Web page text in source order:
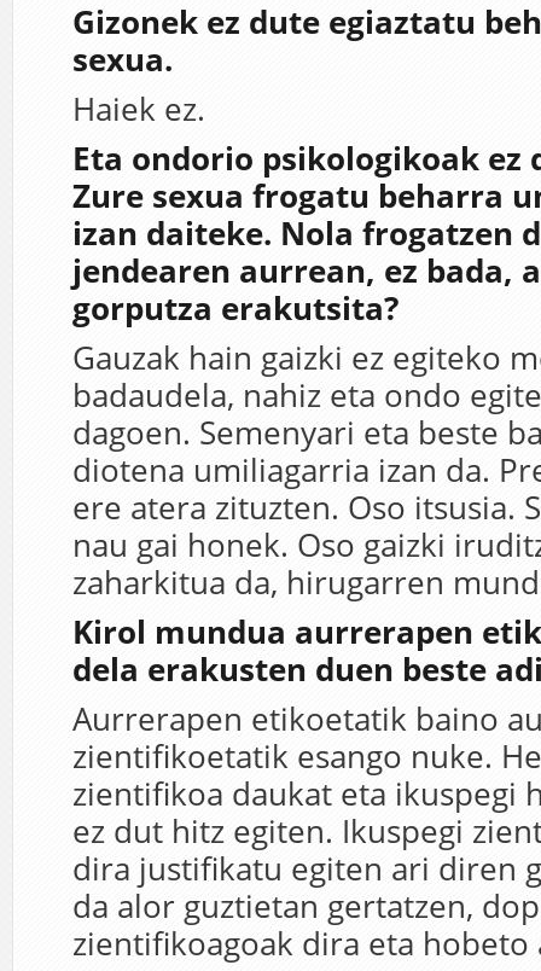
Gizonek ez dute egiaztatu
sexua.
Haiek ez.
Eta ondorio psikologikoak ez
Zure sexua frogatu beharra
izan daiteke. Nola frogatzen
jendearen aurrean, ez bada,
gorputza erakutsita?
Gauzak hain gaizki ez egiteko
badaudela, nahiz eta ondo
dagoen. Semenyari eta beste
diotena umiliagarria izan da.
ere atera zituzten. Oso itsusia.
nau gai honek. Oso gaizki
zaharkitua da, hirugarren
Kirol mundua aurrerapen
dela erakusten duen beste
Aurrerapen etikoetatik baino
zientifikoetatik esango nuke.
zientifikoa daukat eta ikuspegi
ez dut hitz egiten. Ikuspegi
dira justifikatu egiten ari diren
da alor guztietan gertatzen,
zientifikoagoak dira eta hobeto